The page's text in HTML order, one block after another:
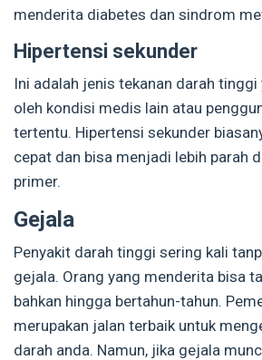
menderita diabetes dan sindrom
Hipertensi sekunder
Ini adalah jenis tekanan darah tinggi
oleh kondisi medis lain atau
tertentu. Hipertensi sekunder
cepat dan bisa menjadi lebih parah
primer.
Gejala
Penyakit darah tinggi sering kali
gejala. Orang yang menderita bisa
bahkan hingga bertahun-tahun.
merupakan jalan terbaik untuk
darah anda. Namun, jika gejala